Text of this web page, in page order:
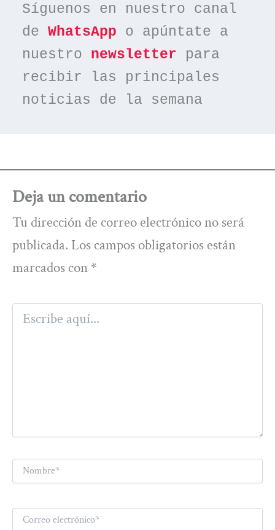
Síguenos en nuestro canal
de WhatsApp o apúntate a
nuestro newsletter para
recibir las principales
noticias de la semana
Deja un comentario
Tu dirección de correo electrónico no será
publicada. Los campos obligatorios están
marcados con *
aquí...
Nombre*
Correo
electrónico*